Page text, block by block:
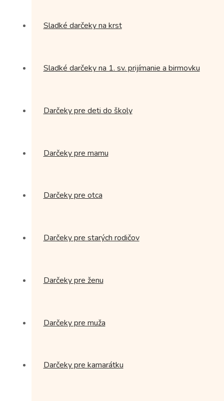
Sladké darčeky na krst
Sladké darčeky na 1. sv. prijímanie a birmovku
Darčeky pre deti do školy
Darčeky pre mamu
Darčeky pre otca
Darčeky pre starých rodičov
Darčeky pre ženu
Darčeky pre muža
Darčeky pre kamarátku